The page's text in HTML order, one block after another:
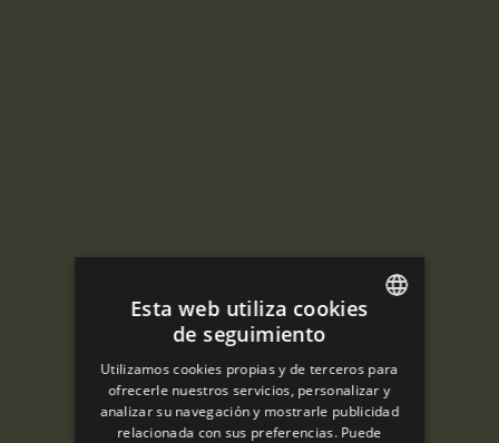
SPANISH
ENGLISH
Esta web utiliza cookies
de seguimiento
Utilizamos cookies propias y de terceros para
ofrecerle nuestros servicios, personalizar y
analizar su navegación y mostrarle publicidad
relacionada con sus preferencias. Puede